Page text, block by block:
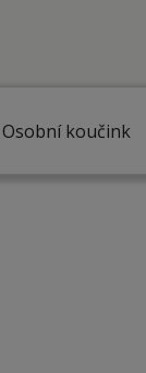
Osobní koučink